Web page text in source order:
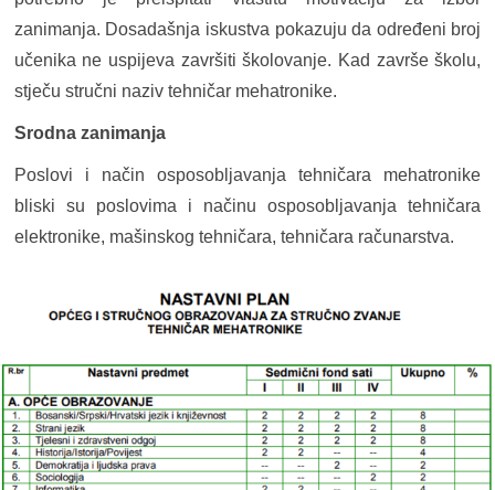
zanimanja. Dosadašnja iskustva pokazuju da određeni broj
učenika ne uspijeva završiti školovanje. Kad završe školu,
stječu stručni naziv tehničar mehatronike.
Srodna zanimanja
Poslovi i način osposobljavanja tehničara mehatronike
bliski su poslovima i načinu osposobljavanja tehničara
elektronike, mašinskog tehničara, tehničara računarstva.